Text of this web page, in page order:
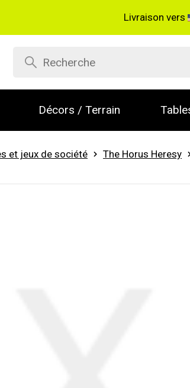
Livraison vers
Décors / Terrain
et jeux de société The Horus Heresy